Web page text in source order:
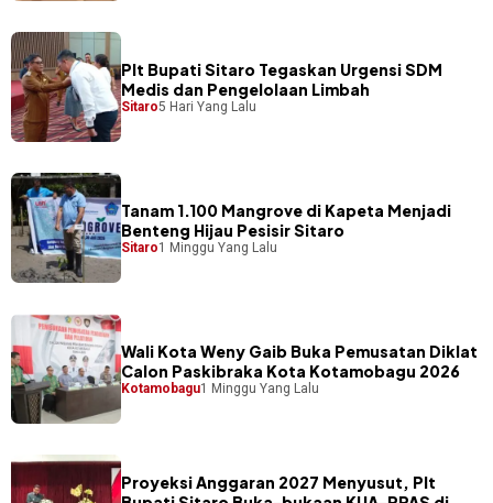
​Plt Bupati Sitaro Tegaskan Urgensi SDM
Medis dan Pengelolaan Limbah
Sitaro5 Hari Yang Lalu
Tanam 1.100 Mangrove di Kapeta Menjadi
Benteng Hijau Pesisir Sitaro
Sitaro1 Minggu Yang Lalu
Wali Kota Weny Gaib Buka Pemusatan Diklat
Calon Paskibraka Kota Kotamobagu 2026
Kotamobagu1 Minggu Yang Lalu
Proyeksi Anggaran 2027 Menyusut, Plt